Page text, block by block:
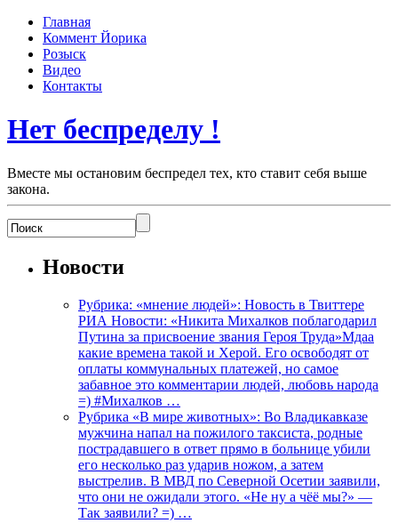
Главная
Коммент Йорика
Розыск
Видео
Контакты
Нет беспределу !
Вместе мы остановим беспредел тех, кто ставит себя выше
закона.
Новости
Рубрика: «мнение людей»: Новость в Твиттере
РИА Новости: «Никита Михалков поблагодарил
Путина за присвоение звания Героя Труда»Мдаа
какие времена такой и Херой. Его освободят от
оплаты коммунальных платежей, но самое
забавное это комментарии людей, любовь народа
=) #Михалков …
Рубрика «В мире животных»: Во Владикавказе
мужчина напал на пожилого таксиста, родные
пострадавшего в ответ прямо в больнице убили
его несколько раз ударив ножом, а затем
выстрелив. В МВД по Северной Осетии заявили,
что они не ожидали этого. «Не ну а чёё мы?» —
Так заявили? =) …